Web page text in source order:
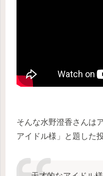
そんな水野澄香さんは
アイドル様」と題した